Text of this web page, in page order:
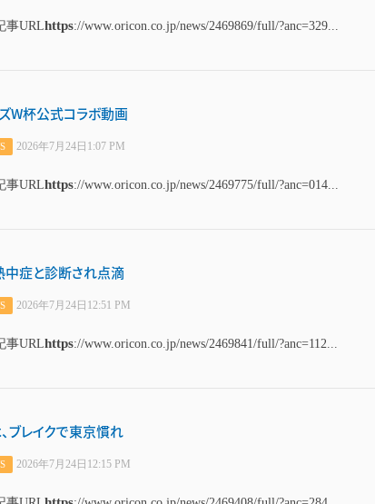
事URLhttps://www.oricon.co.jp/news/2469869/full/?anc=329...
ズW杯公式コラボ動画
2026年7月24日1:07 PM
事URLhttps://www.oricon.co.jp/news/2469775/full/?anc=014...
中症と診断され点滴
2026年7月24日12:51 PM
事URLhttps://www.oricon.co.jp/news/2469841/full/?anc=112...
ブレイクで東京慣れ
2026年7月24日12:15 PM